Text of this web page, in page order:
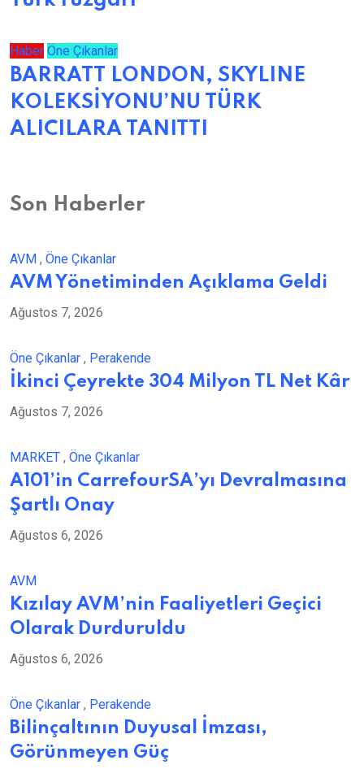
Haber Öne Çıkanlar
BARRATT LONDON, SKYLINE
KOLEKSİYONU’NU TÜRK
ALICILARA TANITTI
Son Haberler
AVM , Öne Çıkanlar
AVM Yönetiminden Açıklama Geldi
Ağustos 7, 2026
Öne Çıkanlar , Perakende
İkinci Çeyrekte 304 Milyon TL Net Kâr
Ağustos 7, 2026
MARKET , Öne Çıkanlar
A101’in CarrefourSA’yı Devralmasına
Şartlı Onay
Ağustos 6, 2026
AVM
Kızılay AVM’nin Faaliyetleri Geçici
Olarak Durduruldu
Ağustos 6, 2026
Öne Çıkanlar , Perakende
Bilinçaltının Duyusal İmzası,
Görünmeyen Güç